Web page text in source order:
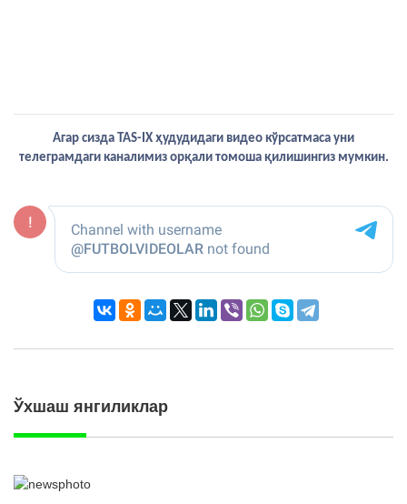
Агар сизда TAS-IX ҳудудидаги видео кўрсатмаса уни
телеграмдаги каналимиз орқали томоша қилишингиз мумкин.
Ўхшаш янгиликлар